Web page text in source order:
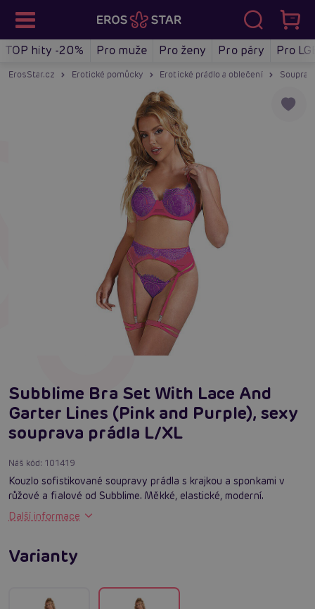
TOP hity -20% Pro muže Pro ženy Pro páry Pro
ErosStar.cz Erotické pomůcky Erotické prádlo a oblečení
Subblime Bra Set With Lace And
Garter Lines (Pink and Purple), sexy
souprava prádla L/XL
Náš kód: 101419
Kouzlo sofistikované soupravy prádla s krajkou a sponkami v
růžové a fialové od Subblime. Měkké, elastické, moderní.
Další informace
Varianty